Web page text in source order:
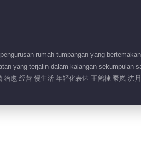
rumah tumpangan yang
yang terjalin dalam kalangan sekumpulan
治愈 经营 慢生活 年轻化表达 王鹤棣 秦岚 沈